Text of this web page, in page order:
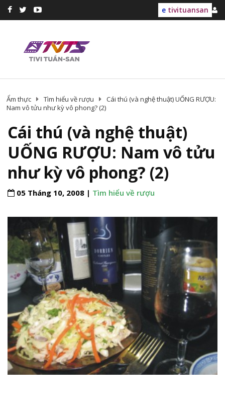
e tivituansan
Ẩm thực Tìm hiểu về rượu
Cái thú (và nghệ thuật) UỐNG RƯỢU:
Nam vô tửu như kỳ vô phong? (2)
Cái thú (và nghệ thuật)
UỐNG RƯỢU: Nam vô tửu
như kỳ vô phong? (2)
05 Tháng 10, 2008 | Tìm hiểu về rượu